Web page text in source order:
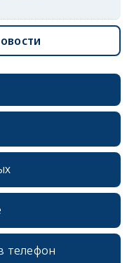
телефон